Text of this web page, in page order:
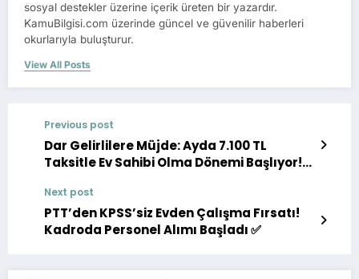
sosyal destekler üzerine içerik üreten bir yazardır.
KamuBilgisi.com üzerinde güncel ve güvenilir haberleri
okurlarıyla buluşturur.
View All Posts
Previous post
Dar Gelirlilere Müjde: Ayda 7.100 TL
Taksitle Ev Sahibi Olma Dönemi Başlıyor!
Next post
PTT’den KPSS’siz Evden Çalışma Fırsatı!
Kadroda Personel Alımı Başladı ✅